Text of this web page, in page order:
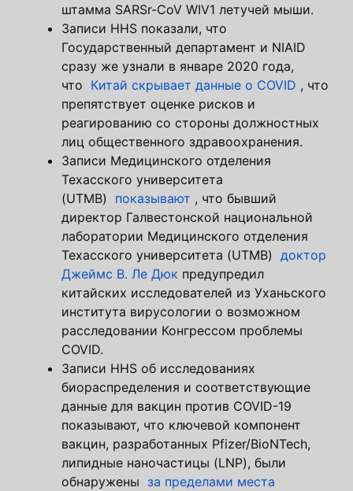
штамма SARSr-CoV WIV1 летучей мыши.
Записи HHS показали, что
Государственный департамент и NIAID
сразу же узнали в январе 2020 года,
что Китай скрывает данные о COVID , что
препятствует оценке рисков и
реагированию со стороны должностных
лиц общественного здравоохранения.
Записи Медицинского отделения
Техасского университета
(UTMB) показывают , что бывший
директор Галвестонской национальной
лаборатории Медицинского отделения
Техасского университета (UTMB) доктор
Джеймс В. Ле Дюк предупредил
китайских исследователей из Уханьского
института вирусологии о возможном
расследовании Конгрессом проблемы
COVID.
Записи HHS об исследованиях
биораспределения и соответствующие
данные для вакцин против COVID-19
показывают, что ключевой компонент
вакцин, разработанных Pfizer/BioNTech,
липидные наночастицы (LNP), были
обнаружены за пределами места